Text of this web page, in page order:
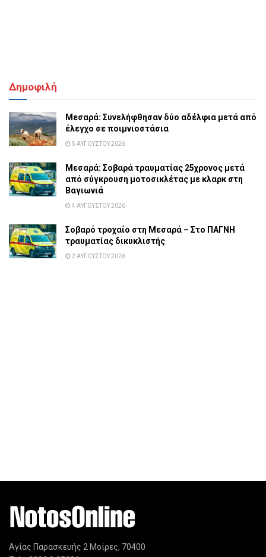
Δημοφιλή
Μεσαρά: Συνελήφθησαν δύο αδέλφια μετά από
έλεγχο σε ποιμνιοστάσια
5 ΑΥΓΟΎΣΤΟΥ 2026
Μεσαρά: Σοβαρά τραυματίας 25χρονος μετά
από σύγκρουση μοτοσικλέτας με κλαρκ στη
Βαγιωνιά
4 ΑΥΓΟΎΣΤΟΥ 2026
Σοβαρό τροχαίο στη Μεσαρά – Στο ΠΑΓΝΗ
τραυματίας δικυκλιστής
2 ΑΥΓΟΎΣΤΟΥ 2026
Αγίας Παρασκευής 2 Μοίρες, 70400